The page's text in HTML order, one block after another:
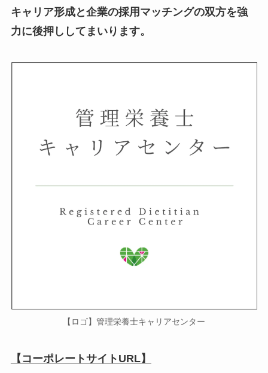
キャリア形成と企業の採用マッチングの双方を強
力に後押ししてまいります。
【ロゴ】管理栄養士キャリアセンター
【コーポレートサイトURL】